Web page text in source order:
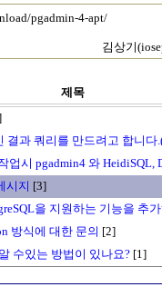
pgadmin-4-apt/
김상기
제목
결과 쿼리를 만드려고 합니다
업시 pgadmin4 와 HeidiSQL,
시지 [3]
을 지원하는 기능을 추
방식에 대한 문의 [2]
수있는 방법이 있나요? [1]